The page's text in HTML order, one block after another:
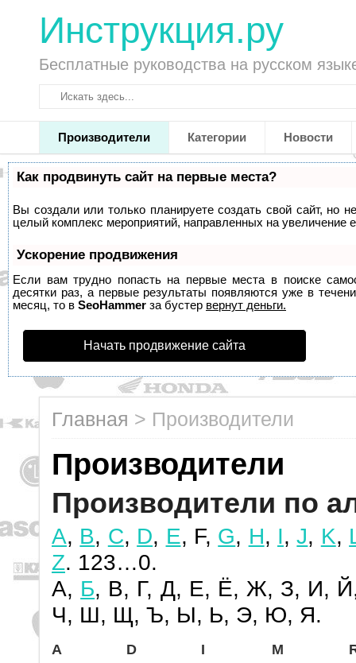
Инструкция.ру
Бесплатные руководства на русском
Производители Категории Новости
Как продвинуть сайт на первые места?
Вы создали или только планируете создать свой сайт, но
целый комплекс мероприятий, направленных на увеличение
Ускорение продвижения
Если вам трудно попасть на первые места в поиске
десятки раз, а первые результаты появляются уже в
месяц, то в SeoHammer за бустер вернут деньги.
Начать продвижение сайта
Главная > Производители
Производители
Производители по
A, B, C, D, E, F, G, H, I,J, K,
Z. 123…0.
А, Б, В, Г, Д, Е, Ё, Ж, З, И,
Ч, Ш, Щ, Ъ, Ы, Ь, Э, Ю, Я.
A D I M